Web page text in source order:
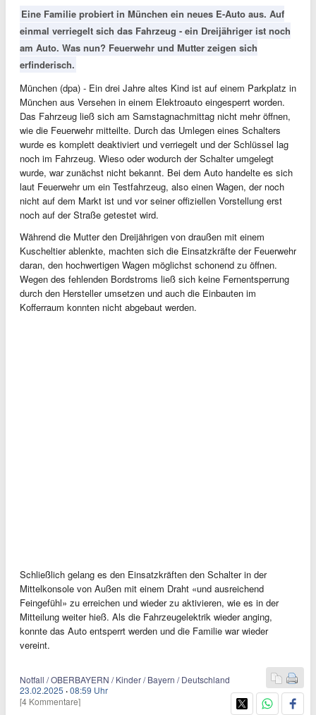
Eine Familie probiert in München ein neues E-Auto aus. Auf
einmal verriegelt sich das Fahrzeug - ein Dreijähriger ist noch
am Auto. Was nun? Feuerwehr und Mutter zeigen sich
erfinderisch.
München (dpa) - Ein drei Jahre altes Kind ist auf einem Parkplatz in
München aus Versehen in einem Elektroauto eingesperrt worden.
Das Fahrzeug ließ sich am Samstagnachmittag nicht mehr öffnen,
wie die Feuerwehr mitteilte. Durch das Umlegen eines Schalters
wurde es komplett deaktiviert und verriegelt und der Schlüssel lag
noch im Fahrzeug. Wieso oder wodurch der Schalter umgelegt
wurde, war zunächst nicht bekannt. Bei dem Auto handelte es sich
laut Feuerwehr um ein Testfahrzeug, also einen Wagen, der noch
nicht auf dem Markt ist und vor seiner offiziellen Vorstellung erst
noch auf der Straße getestet wird.
Während die Mutter den Dreijährigen von draußen mit einem
Kuscheltier ablenkte, machten sich die Einsatzkräfte der Feuerwehr
daran, den hochwertigen Wagen möglichst schonend zu öffnen.
Wegen des fehlenden Bordstroms ließ sich keine Fernentsperrung
durch den Hersteller umsetzen und auch die Einbauten im
Kofferraum konnten nicht abgebaut werden.
Schließlich gelang es den Einsatzkräften den Schalter in der
Mittelkonsole von Außen mit einem Draht «und ausreichend
Feingefühl» zu erreichen und wieder zu aktivieren, wie es in der
Mitteilung weiter hieß. Als die Fahrzeugelektrik wieder anging,
konnte das Auto entsperrt werden und die Familie war wieder
vereint.
Notfall / OBERBAYERN / Kinder / Bayern / Deutschland
23.02.2025 ·08:59 Uhr
[4 Kommentare]